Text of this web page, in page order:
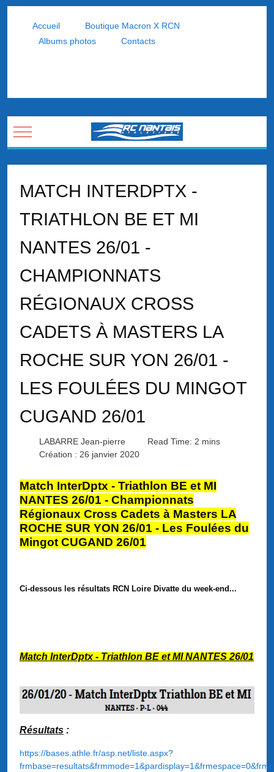
Accueil
Boutique Macron X RCN
Albums photos
Contacts
Mobile Menu Toggle
MATCH INTERDPTX -
TRIATHLON BE ET MI
NANTES 26/01 -
CHAMPIONNATS
RÉGIONAUX CROSS
CADETS À MASTERS LA
ROCHE SUR YON 26/01 -
LES FOULÉES DU MINGOT
CUGAND 26/01
LABARRE Jean-pierre
Read Time: 2 mins
Création : 26 janvier 2020
Match InterDptx - Triathlon BE et MI
NANTES 26/01 - Championnats
Régionaux Cross Cadets à Masters LA
ROCHE SUR YON 26/01 - Les Foulées du
Mingot CUGAND 26/01
Ci-dessous les résultats RCN Loire Divatte du week-end...
Match InterDptx - Triathlon BE et MI NANTES 26/01
Résultats :
https://bases.athle.fr/asp.net/liste.aspx?